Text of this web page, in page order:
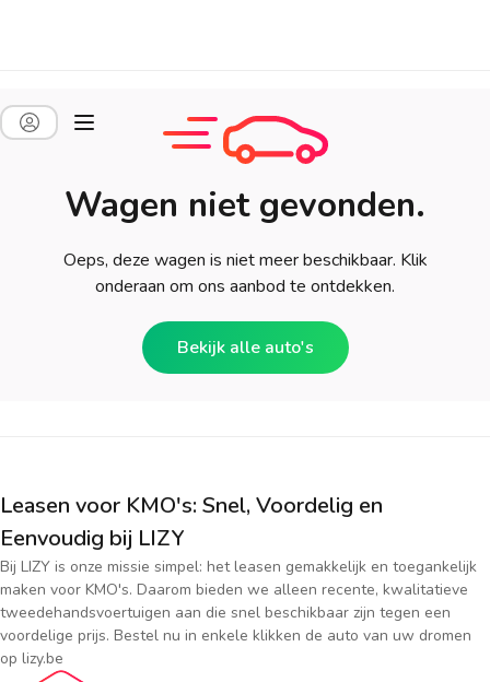
Wagen niet gevonden.
Oeps, deze wagen is niet meer beschikbaar. Klik
onderaan om ons aanbod te ontdekken.
Bekijk alle auto's
Leasen voor KMO's: Snel, Voordelig en
Eenvoudig bij LIZY
Bij LIZY is onze missie simpel: het leasen gemakkelijk en toegankelijk
maken voor KMO's. Daarom bieden we alleen recente, kwalitatieve
tweedehandsvoertuigen aan die snel beschikbaar zijn tegen een
voordelige prijs. Bestel nu in enkele klikken de auto van uw dromen
op lizy.be